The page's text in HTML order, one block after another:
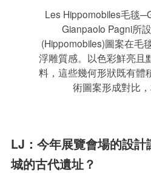
Les Hippomobiles毛毯
Gianpaolo Pagni所
(Hippomobiles)圖案在毛
浮雕質感。以色彩鮮亮且
料，這些幾何形狀既有體
術圖案形成對比，
LJ：今年展覽會場的設
城的古代遺址？